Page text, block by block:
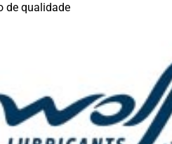
de qualidade